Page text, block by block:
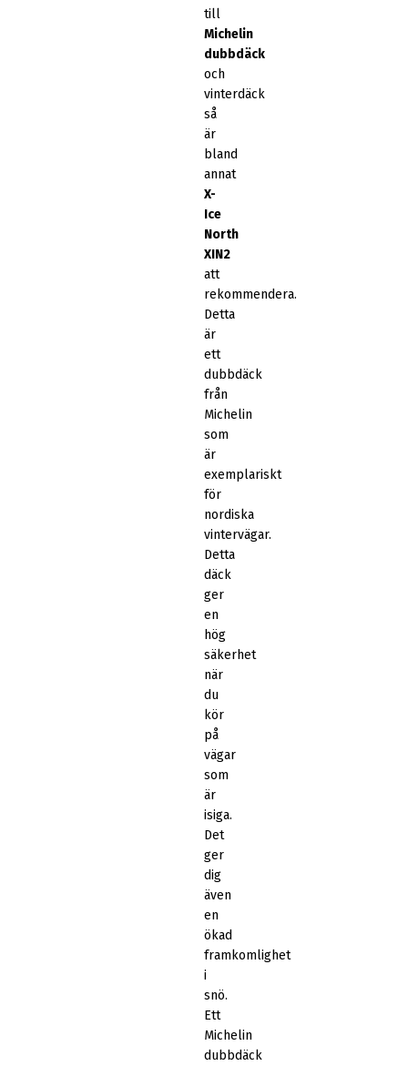
till
Michelin
dubbdäck
och
vinterdäck
så
är
bland
annat
X-
Ice
North
XIN2
att
rekommendera.
Detta
är
ett
dubbdäck
från
Michelin
som
är
exemplariskt
för
nordiska
vintervägar.
Detta
däck
ger
en
hög
säkerhet
när
du
kör
på
vägar
som
är
isiga.
Det
ger
dig
även
en
ökad
framkomlighet
i
snö.
Ett
Michelin
dubbdäck